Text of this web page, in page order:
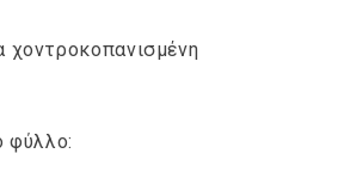
χοντροκοπανισμένη
φύλλο: